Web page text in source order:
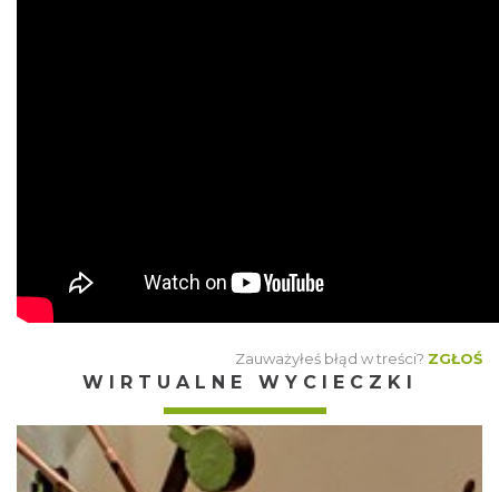
Zauważyłeś błąd w treści? ZGŁOŚ
WIRTUALNE WYCIECZKI